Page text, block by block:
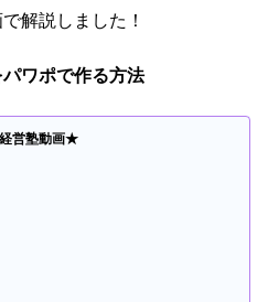
解説しました！
ワポで作る方法
営塾動画★